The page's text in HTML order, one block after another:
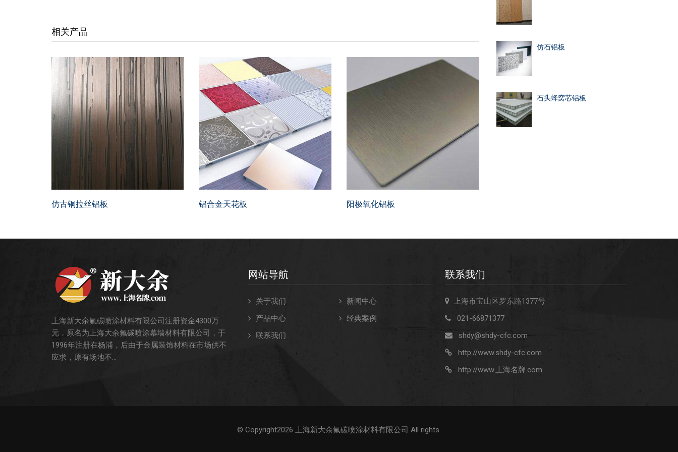
相关产品
仿古铜拉丝铝板 铝合金天花板 阳极氧化铝板
仿石铝板
石头蜂窝芯铝板
上海新大余氟碳喷涂材料有限公司注册资金4300万
元，原名为上海大余氟碳喷涂幕墙材料有限公司，于
1996年注册在杨浦，后由于金属装饰材料在市场供不
应求，原有场地不...
网站导航
关于我们
新闻中心
产品中心
经典案例
联系我们
联系我们
上海市宝山区罗东路1377号
021-66871377
shdy@shdy-cfc.com
http://www.shdy-cfc.com
http://www.上海名牌.com
© Copyright2026 上海新大余氟碳喷涂材料有限公司 All rights.